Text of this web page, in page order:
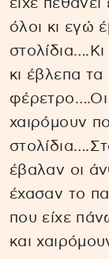
είχε
όλοι κι εγώ
κι έβλεπα τα
φέρετρο….Οι
χαιρόμουν
έβαλαν οι
έχασαν το
που είχε
και